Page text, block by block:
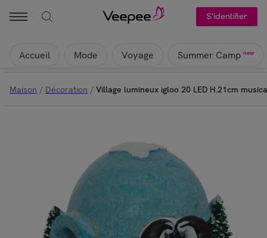
S'identifier
Accueil Mode Voyage Summer Camp new
Maison / Décoration / Village lumineux igloo 20 LED H.21cm